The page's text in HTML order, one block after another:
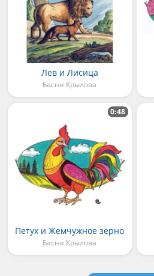
Лев и Лисица
Басни Крылова
Петух и Жемчужное зерно
Басни Крылова
0:48